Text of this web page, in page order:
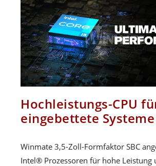
Hochleistungs-CPU
eingebettete Systeme
Winmate 3,5-Zoll-Formfaktor SBC
Intel® Prozessoren für hohe Leistung